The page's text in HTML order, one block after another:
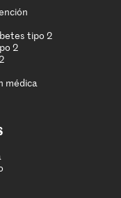
tipo 2
2
médica